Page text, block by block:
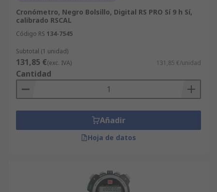
Cronómetro, Negro Bolsillo, Digital RS PRO Sí 9 h Sí,
calibrado RSCAL
Código RS 134-7545
Subtotal (1 unidad)
131,85 €(exc. IVA) 131,85 €/unidad
Cantidad
Añadir
Hoja de datos